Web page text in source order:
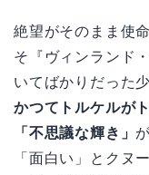
絶望がそのまま使
そ『ヴィンランド
いてばかりだった
かつてトルケルが
「不思議な輝き」
「面白い」とクヌ